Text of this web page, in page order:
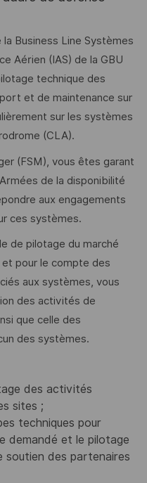
la Business Line Systèmes
Aérien (IAS) de la GBU
technique des
et de maintenance sur
sur les systèmes
(CLA).
(FSM), vous êtes garant
de la disponibilité
aux engagements
ces systèmes.
de pilotage du marché
et pour le compte des
aux systèmes, vous
des activités de
que celle des
des systèmes.
des activités
sites ;
techniques pour
demandé et le pilotage
des partenaires